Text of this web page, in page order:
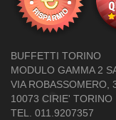
BUFFETTI TORINO
MODULO GAMMA 2
VIA ROBASSOMERO,
10073 CIRIE' TORINO
TEL. 011.9207357